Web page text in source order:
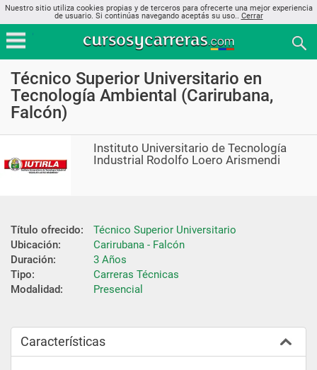
Nuestro sitio utiliza cookies propias y de terceros para ofrecerte una mejor experiencia
de usuario. Si continúas navegando aceptás su uso.. Cerrar
Técnico Superior Universitario en
Tecnología Ambiental (Carirubana,
Falcón)
Instituto Universitario de Tecnología
Industrial Rodolfo Loero Arismendi
Título ofrecido:
Técnico Superior Universitario
Ubicación:
Carirubana - Falcón
Duración:
3 Años
Tipo:
Carreras Técnicas
Modalidad:
Presencial
Características